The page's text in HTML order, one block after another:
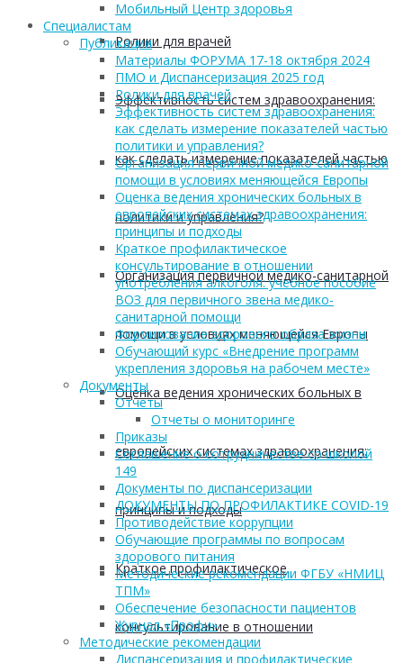
Ролики для врачей
Эффективность систем здравоохранения:
как сделать измерение показателей частью
политики и управления?
Организация первичной медико-санитарной
помощи в условиях меняющейся Европы
Оценка ведения хронических больных в
европейских системах здравоохранения:
принципы и подходы
Краткое профилактическое
консультирование в отношении
Мобильный Центр здоровья
Cпециалистам
Публикации
Материалы ФОРУМА 17-18 октября 2024
ПМО и Диспансеризация 2025 год
Ролики для врачей
Эффективность систем здравоохранения:
как сделать измерение показателей частью
политики и управления?
Организация первичной медико-санитарной
помощи в условиях меняющейся Европы
Оценка ведения хронических больных в
европейских системах здравоохранения:
принципы и подходы
Краткое профилактическое
консультирование в отношении
употребления алкоголя: учебное пособие
ВОЗ для первичного звена медико-
санитарной помощи
Формирование здорового образа жизни
Обучающий курс «Внедрение программ
укрепления здоровья на рабочем месте»
Документы
Отчеты
Отчеты о мониторинге
Приказы
Соглашение о сотрудничестве со школой
149
Документы по диспансеризации
ДОКУМЕНТЫ ПО ПРОФИЛАКТИКЕ COVID-19
Противодействие коррупции
Обучающие программы по вопросам
здорового питания
Методические рекомендации ФГБУ «НМИЦ
ТПМ»
Обеспечение безопасности пациентов
Журнал «Профи»
Методические рекомендации
Диспансеризация и профилактические